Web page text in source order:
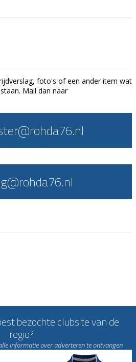
foto's of een ander item wat
Mail dan naar
bezochte clubsite van de
regio?
informatie over adverteren te ontvangen